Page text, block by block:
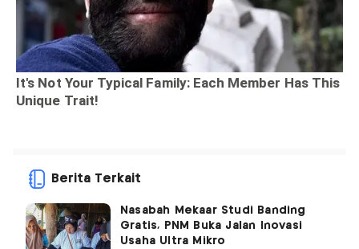
Berita Terkait
Nasabah Mekaar Studi Banding
Gratis, PNM Buka Jalan Inovasi
Usaha Ultra Mikro